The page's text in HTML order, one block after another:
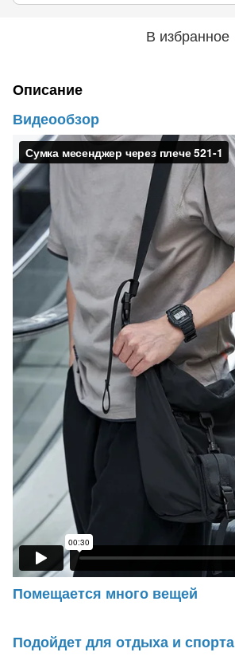
В избранное
Описание
Видеообзор
Помещается много вещей
Подойдет для отдыха и спорта